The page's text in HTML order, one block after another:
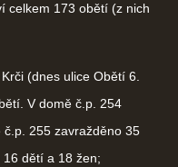
celkem 173 obětí (z nich
(dnes ulice Obětí 6.
V domě č.p. 254
255 zavražděno 35
dětí a 18 žen;